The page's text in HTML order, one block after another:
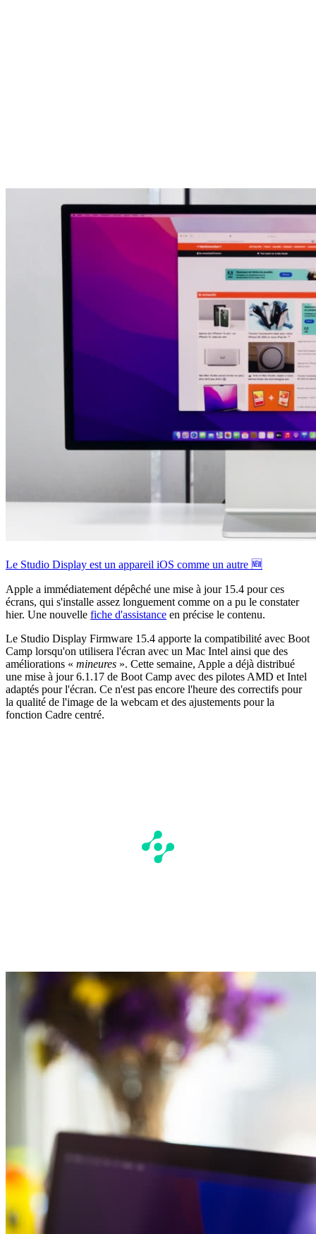
Le Studio Display est un appareil iOS comme un autre 🆕
Apple a immédiatement dépêché une mise à jour 15.4 pour ces
écrans, qui s'installe assez longuement comme on a pu le constater
hier. Une nouvelle fiche d'assistance en précise le contenu.
Le Studio Display Firmware 15.4 apporte la compatibilité avec Boot
Camp lorsqu'on utilisera l'écran avec un Mac Intel ainsi que des
améliorations « mineures ». Cette semaine, Apple a déjà distribué
une mise à jour 6.1.17 de Boot Camp avec des pilotes AMD et Intel
adaptés pour l'écran. Ce n'est pas encore l'heure des correctifs pour
la qualité de l'image de la webcam et des ajustements pour la
fonction Cadre centré.